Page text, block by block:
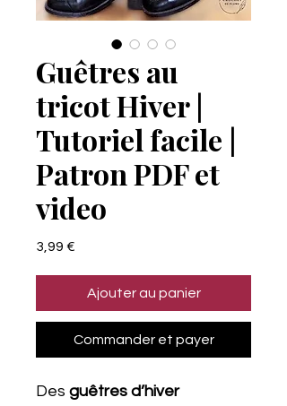
Guêtres au
tricot Hiver |
Tutoriel facile |
Patron PDF et
video
3,99 €
Ajouter au panier
Commander et payer
Des guêtres d’hiver